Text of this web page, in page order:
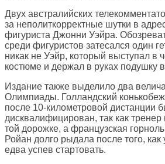
Двух австралийских
за неполиткорректные шутки в
фигуриста Джонни Уэйра.
среди фигуристов затесался один
никак не Уэйр, который выступал в
костюме и держал в руках подушку
Издание также выделило два
Олимпиады. Голландский
после 10-километровой дистанции
дисквалифицирован, так как
той дорожке, а французская
Ройан долго рыдала после того, как
едва успев стартовать.